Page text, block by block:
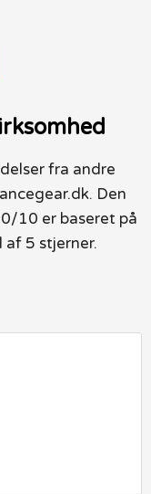
fra andre
Den
10 er baseret på
af 5 stjerner.